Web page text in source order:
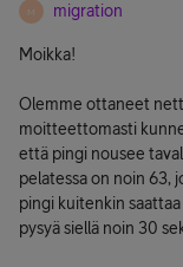
M migration
Moikka!
Olemme ottaneet
moitteettomasti
että pingi nousee
pelatessa on noin 63,
pingi kuitenkin
pysyä siellä noin 30